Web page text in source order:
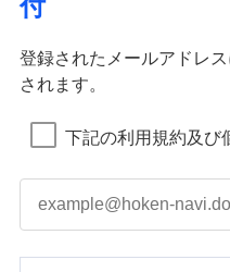
付
登録されたメールアドレ
されます。
下記の利用規約及び